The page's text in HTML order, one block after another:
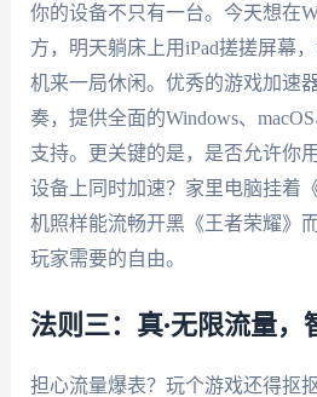
你的设备不只有一台。今天想在
方，明天躺床上用iPad搓搓屏幕
机来一局休闲。优秀的游戏加速
奏，提供全面的Windows、
支持。更关键的是，是否允许你
设备上同时加速？家里电脑挂着
机照样能流畅开黑《王者荣耀》
玩家需要的自由。
法则三：真·无限流量，
担心流量爆表？玩个游戏还得抠